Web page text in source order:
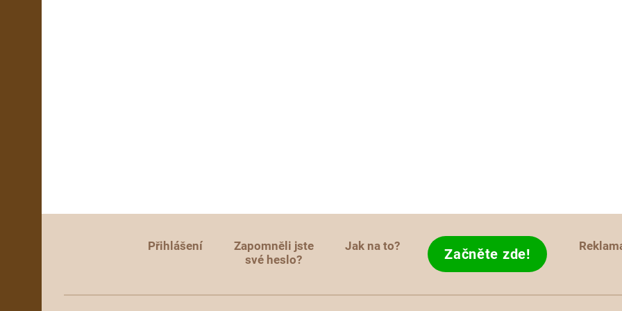
Přihlášení
Zapomněli jste
své heslo?
Jak na to? Začněte zde!